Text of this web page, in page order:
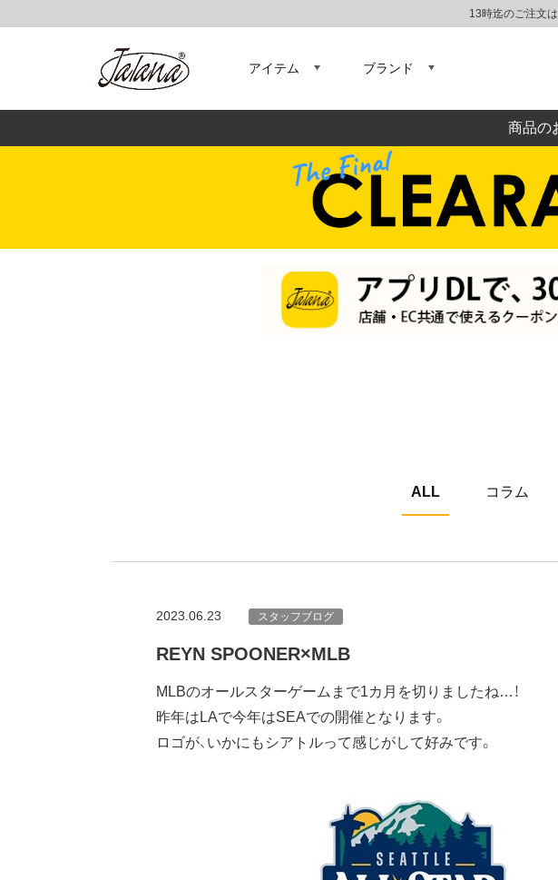
13時迄のご注文
アイテム ブランド
商品の
ALL コラム
2023.06.23 スタッフブログ
REYN SPOONER×MLB
MLBのオールスターゲームまで1カ月を切りましたね…！
昨年はLAで今年はSEAでの開催となります。
ロゴが、いかにもシアトルって感じがして好みです。